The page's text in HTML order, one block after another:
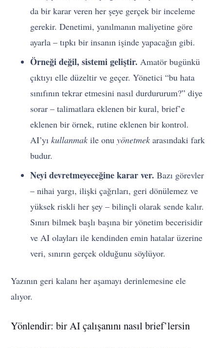
da bir karar veren her şeye gerçek bir inceleme
gerekir. Denetimi, yanılmanın maliyetine göre
ayarla – tıpkı bir insanın işinde yapacağın gibi.
Örneği değil, sistemi geliştir. Amatör bugünkü
çıktıyı elle düzeltir ve geçer. Yönetici “bu hata
sınıfının tekrar etmesini nasıl durdururum?” diye
sorar – talimatlara eklenen bir kural, brief’e
eklenen bir örnek, rutine eklenen bir kontrol.
AI’yıkullanmak ile onuyönetmek arasındaki fark
budur.
Neyi devretmeyeceğine karar ver. Bazı görevler
– nihai yargı, ilişki çağrıları, geri dönülemez ve
yüksek riskli her şey – bilinçli olarak sende kalır.
Sınırı bilmek başlı başına bir yönetim becerisidir
ve AI olayları ile kendinden emin hatalar üzerine
veri, sınırın gerçek olduğunu söylüyor.
Yazının geri kalanı her aşamayı derinlemesine ele
alıyor.
Yönlendir: bir AI çalışanını nasıl brief’lersin